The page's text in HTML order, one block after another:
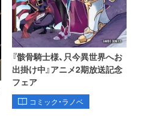
『骸骨騎士様、只今異世界へお
出掛け中』アニメ2期放送記念
フェア
コミック・ラノベ